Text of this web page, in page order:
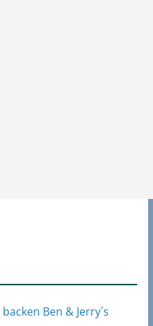
backen Ben & Jerry´s